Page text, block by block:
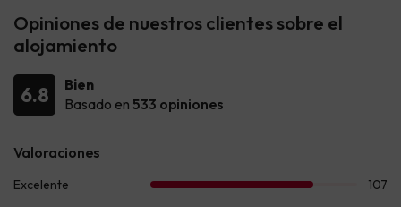
Opiniones de nuestros clientes sobre el
alojamiento
6.8
Bien
Basado en 533 opiniones